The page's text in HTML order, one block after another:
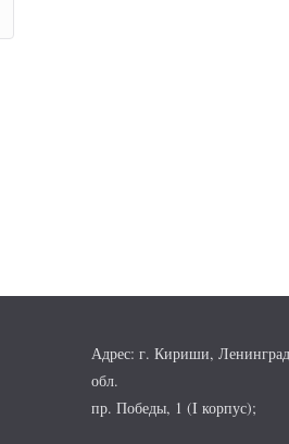
Адрес: г. Кириши,
обл.
пр. Победы, 1 (I корпус);